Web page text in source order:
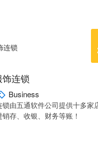
连锁
Business
由五通软件公司提供十多家
存、收银、财务等账！